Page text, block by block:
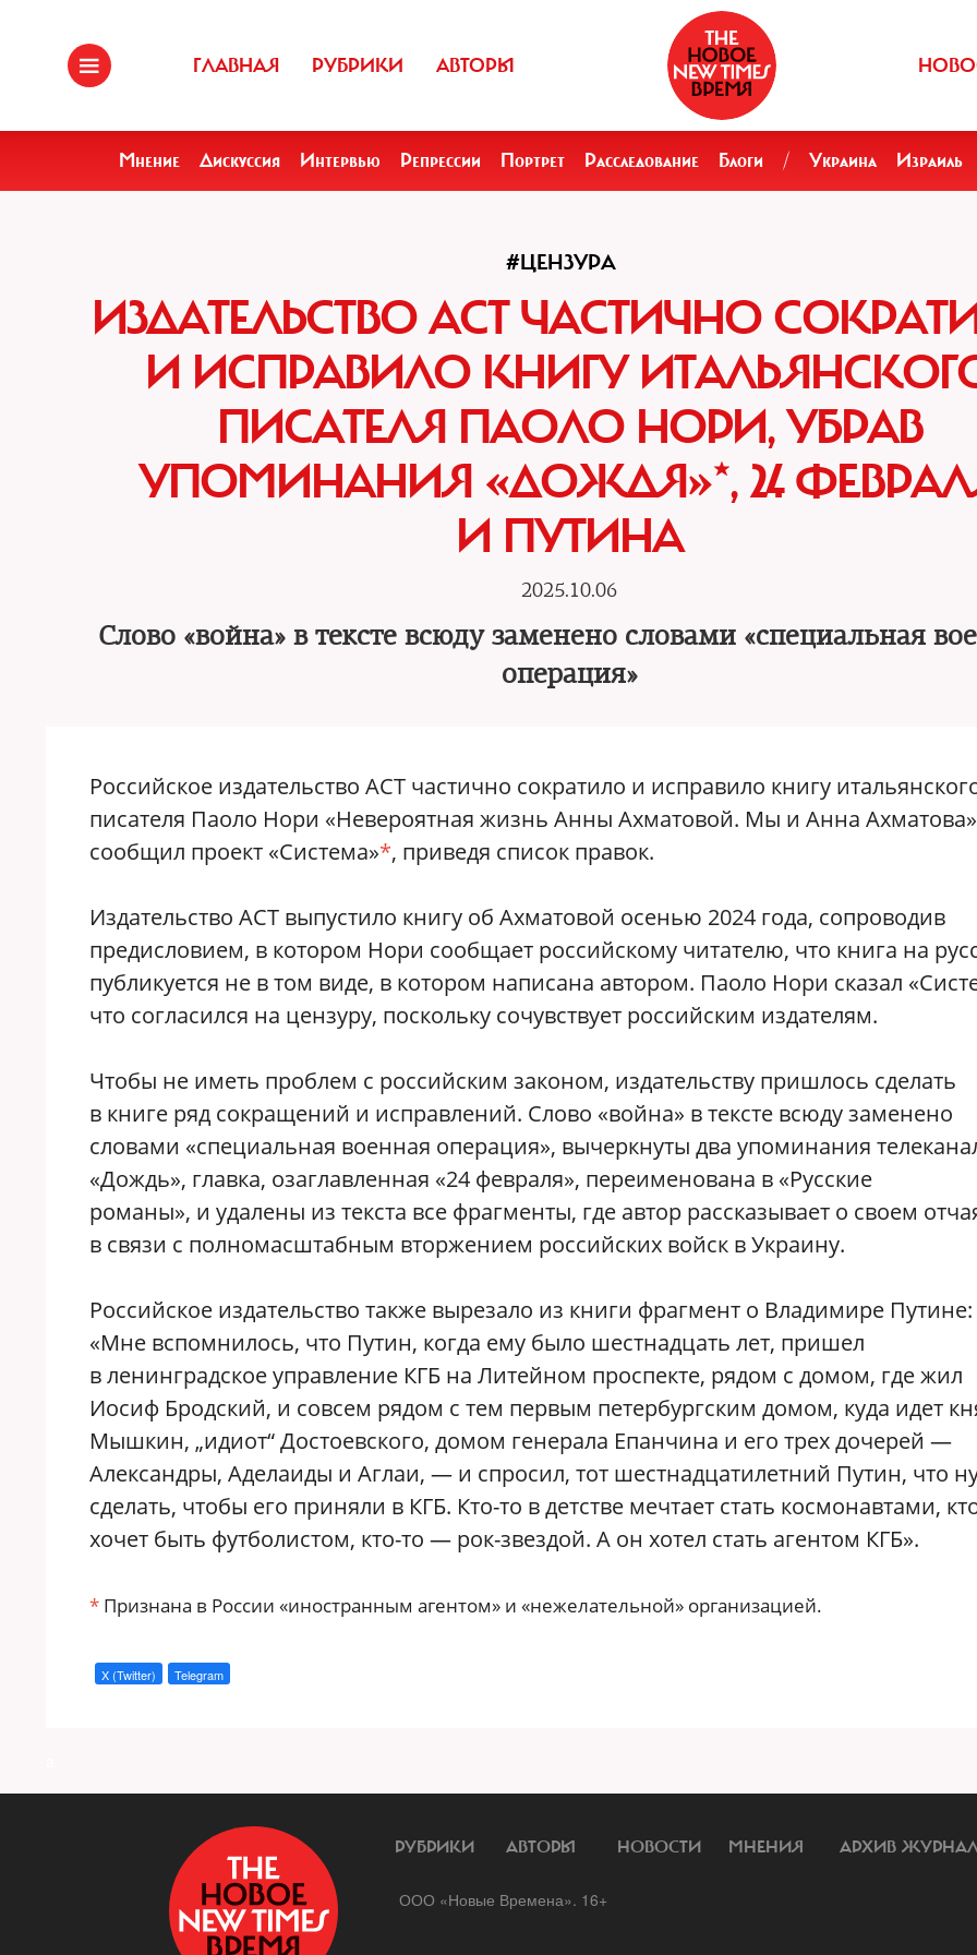
ГЛАВНАЯ РУБРИКИ АВТОРЫ
Мнение Дискуссия Интервью Репрессии Портрет Расследование Блоги / Украина Израиль
#ЦЕНЗУРА
ИЗДАТЕЛЬСТВО АСТ ЧАСТИЧНО
И ИСПРАВИЛО КНИГУ
ПИСАТЕЛЯ ПАОЛО НОРИ, УБРАВ
УПОМИНАНИЯ «ДОЖДЯ»*, 24
И ПУТИНА
2025.10.06
Слово «война» в тексте всюду заменено словами «специальная
операция»
Российское издательство АСТ частично сократило и исправило книгу
писателя Паоло Нори «Невероятная жизнь Анны Ахматовой. Мы и Анна
сообщил проект «Система»*, приведя список правок.
Издательство АСТ выпустило книгу об Ахматовой осенью 2024 года, сопроводив
предисловием, в котором Нори сообщает российскому читателю, что книга на
публикуется не в том виде, в котором написана автором. Паоло Нори сказал
что согласился на цензуру, поскольку сочувствует российским издателям.
Чтобы не иметь проблем с российским законом, издательству пришлось сделать
в книге ряд сокращений и исправлений. Слово «война» в тексте всюду заменено
словами «специальная военная операция», вычеркнуты два упоминания
«Дождь», главка, озаглавленная «24 февраля», переименована в «Русские
романы», и удалены из текста все фрагменты, где автор рассказывает о своем
в связи с полномасштабным вторжением российских войск в Украину.
Российское издательство также вырезало из книги фрагмент о Владимире Путине:
«Мне вспомнилось, что Путин, когда ему было шестнадцать лет, пришел
в ленинградское управление КГБ на Литейном проспекте, рядом с домом, где жил
Иосиф Бродский, и совсем рядом с тем первым петербургским домом, куда идет
Мышкин, „идиот“ Достоевского, домом генерала Епанчина и его трех дочерей —
Александры, Аделаиды и Аглаи, — и спросил, тот шестнадцатилетний Путин, что
сделать, чтобы его приняли в КГБ. Кто-то в детстве мечтает стать космонавтами,
хочет быть футболистом, кто-то — рок-звездой. А он хотел стать агентом КГБ».
* Признана в России «иностранным агентом» и «нежелательной» организацией.
X (Twitter) Telegram
РУБРИКИ АВТОРЫ НОВОСТИ МНЕНИЯ АРХИВ
ООО «Новые Времена». 16+